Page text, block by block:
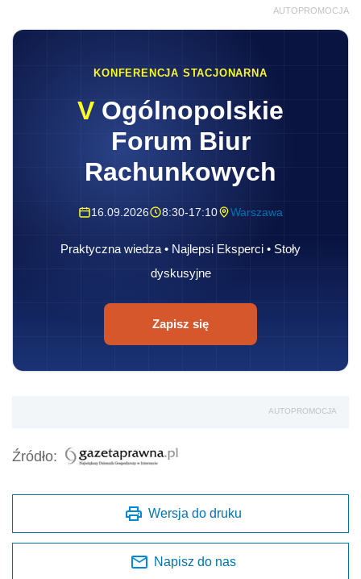
AUTOPROMOCJA
KONFERENCJA STACJONARNA
V Ogólnopolskie
Forum Biur
Rachunkowych
16.09.2026 8:30-17:10 Warszawa
Praktyczna wiedza • Najlepsi Eksperci • Stoły
dyskusyjne
Zapisz się
AUTOPROMOCJA
Źródło:
Wersja do druku
Napisz do nas